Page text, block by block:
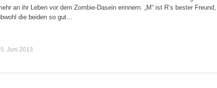
an ihr Leben vor dem Zombie-Dasein erinnern. „M“ ist R’s bester Freund,
die beiden so gut…
Juni 2013